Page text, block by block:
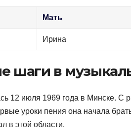
Мать
Ирина
шаги в
12 июля 1969 года в Минске. С
уроки пения она начала
в этой области.